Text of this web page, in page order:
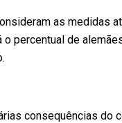
as medidas
percentual de
consequências do